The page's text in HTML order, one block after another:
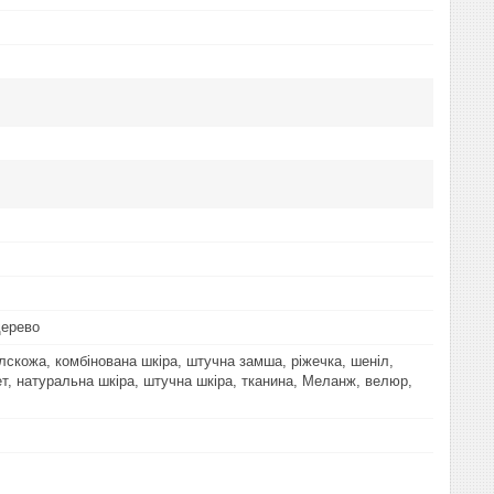
комбінована шкіра, штучна замша, ріжечка, шеніл,
натуральна шкіра, штучна шкіра, тканина, Меланж, велюр,